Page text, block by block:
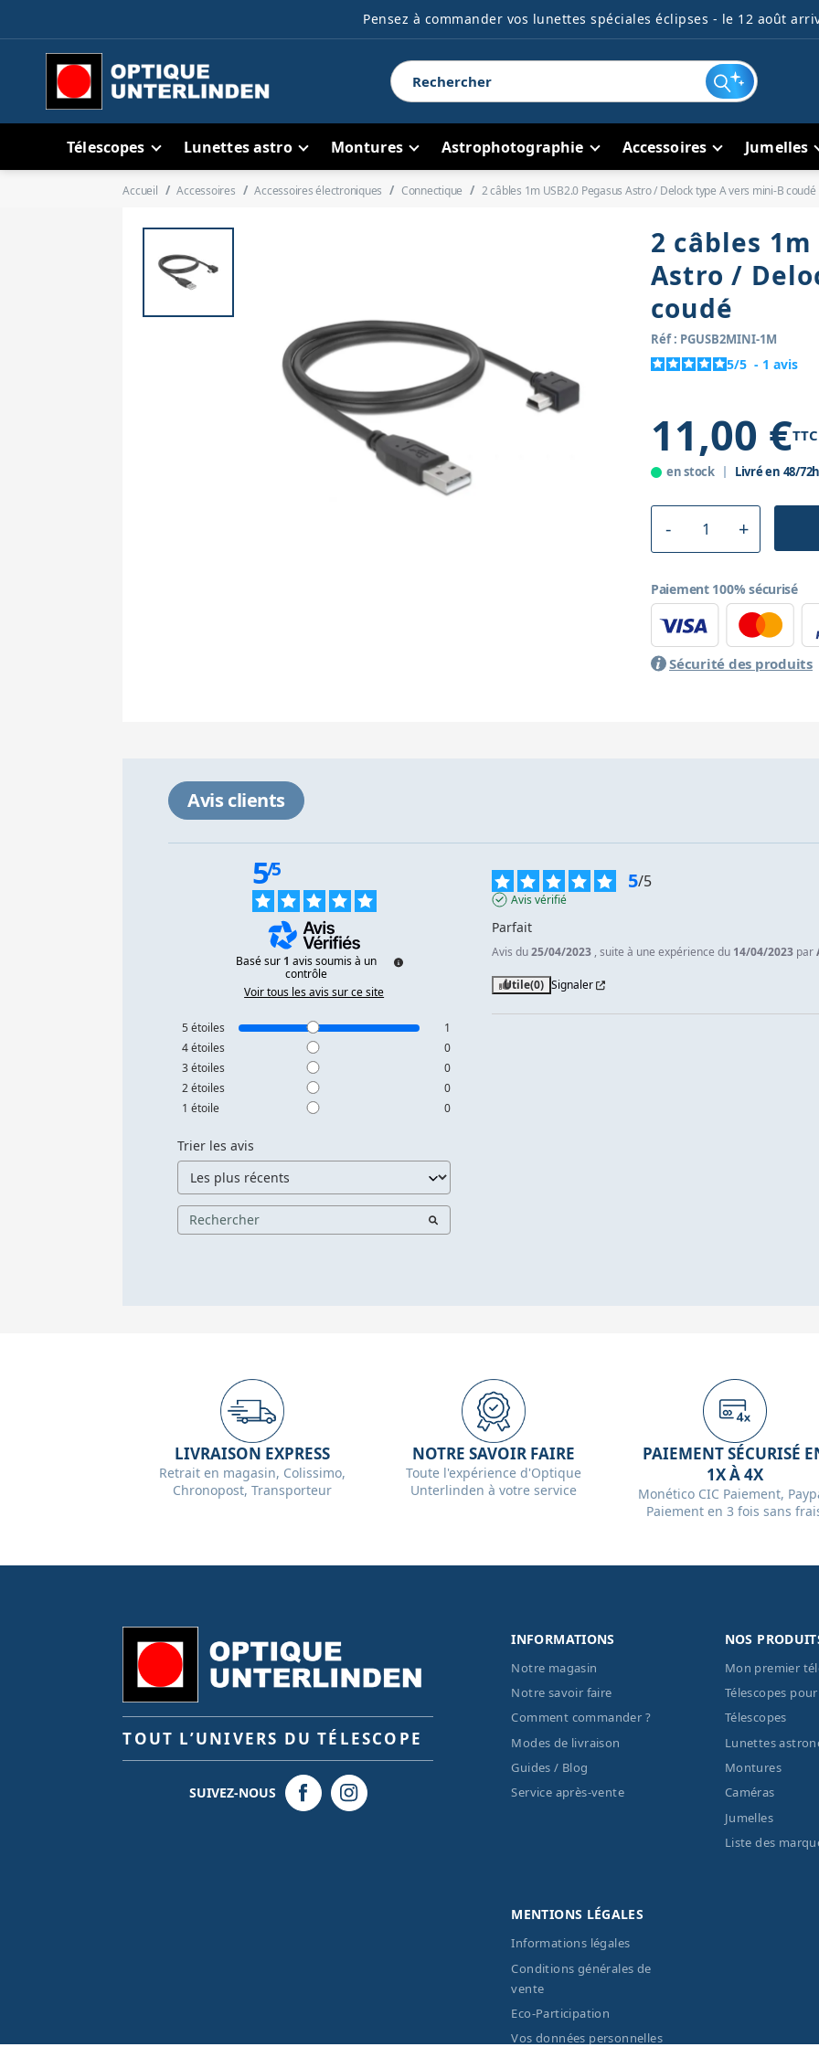
Pensez à commander vos lunettes spéciales éclipses - le 12 août
Télescopes Lunettes astro Montures Astrophotographie Accessoires Jumelles
Accueil Accessoires Accessoires électroniques Connectique 2 câbles 1m USB2.0 Pegasus Astro / Delock type A vers mini-B coudé
2 câbles 1m
Astro /
coudé
Réf : PGUSB2MINI-1M
5/5 - 1 avis
11,00 €TTC
en stock Livré en 48/
Paiement 100% sécurisé
Sécurité des produits
Avis clients
5/5
Basé sur 1 avis soumis à un
contrôle
Voir tous les avis sur ce site
5étoiles
1
4étoiles
0
3étoiles
0
2étoiles
0
1étoile 0
Trier les avis
5/5
Avis vérifié
Parfait
Avis du25/04/2023 , suite à une expérience du 14/04/2023 par
Utile(0) Signaler
LIVRAISON EXPRESS
Retrait en magasin, Colissimo,
Chronopost, Transporteur
NOTRE SAVOIR FAIRE
Toute l'expérience d'Optique
Unterlinden à votre service
PAIEMENT SÉCURISÉ
1X À 4X
Monético CIC Paiement,
Paiement en 3 fois sans
TOUT L’UNIVERS DU TÉLESCOPE
SUIVEZ-NOUS
INFORMATIONS
Notre magasin
Notre savoir faire
Comment commander ?
Modes de livraison
Guides / Blog
Service après-vente
NOS
Mon premier
Télescopes
Télescopes
Lunettes
Montures
Caméras
Jumelles
Liste des
MENTIONS LÉGALES
Informations légales
Conditions générales de
vente
Eco-Participation
Vos données personnelles